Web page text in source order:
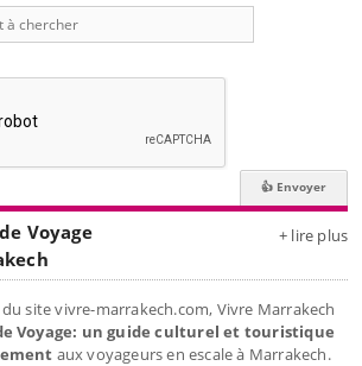
Voyage
+ lire plus
site vivre-marrakech.com, Vivre Marrakech
Voyage: un guide culturel et touristique
aux voyageurs en escale à Marrakech.